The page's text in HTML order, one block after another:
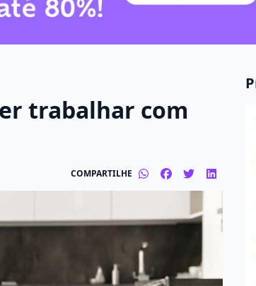
trabalhar com
COMPARTILHE
Tipo de formação